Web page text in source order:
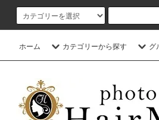
ホーム カテゴリーから探す グ